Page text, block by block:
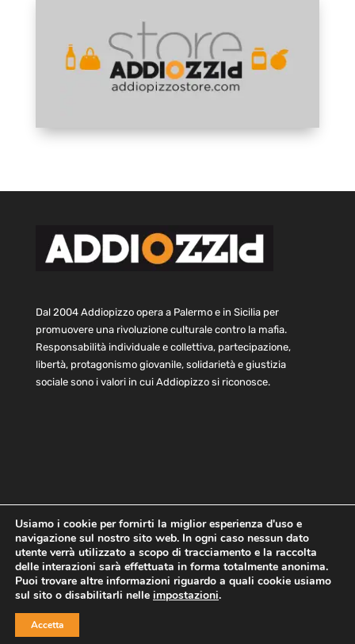
Dal 2004 Addiopizzo opera a Palermo e in Sicilia per
promuovere una rivoluzione culturale contro la mafia.
Responsabilità individuale e collettiva, partecipazione,
libertà, protagonismo giovanile, solidarietà e giustizia
sociale sono i valori in cui Addiopizzo si riconosce.
Home Statuto e bilancio
Contatti
Privacy
Cookie Child Protection Policy
Copyright © 2021 AddioPizzo | Tutti i diritti riservati | Sede
Usiamo i cookie per fornirti la miglior esperienza d'uso e
navigazione sul nostro sito web. In ogni caso nessun dato
utente verrà utilizzato a scopo di tracciamento e la raccolta
delle interazioni sarà effettuata in forma totalmente anonima.
Puoi trovare altre informazioni riguardo a quali cookie usiamo
sul sito o disabilitarli nelle impostazioni.
Accetta